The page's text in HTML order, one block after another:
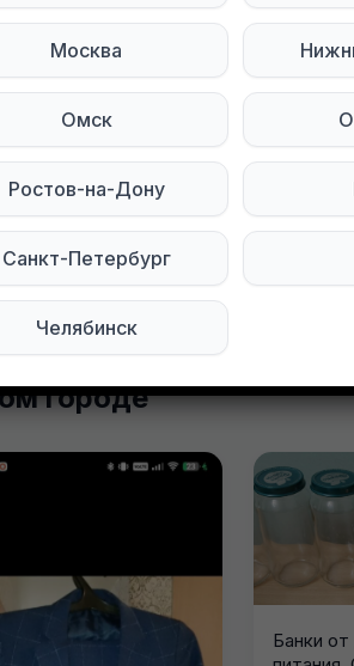
сетях:
городе
Банки
Москва
Омск
Ростов-на-Дону
Санкт-Петербург
Челябинск